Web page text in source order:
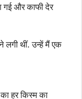
गई और काफी देर
लगी थीं. उन्हें मैं एक
हर किस्म का